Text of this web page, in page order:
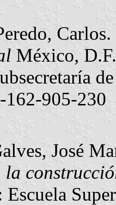
México,
162-905-230
José
la
Escuela